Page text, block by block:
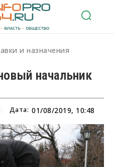
и назначения
начальник
Дата: 01/08/2019, 10:48